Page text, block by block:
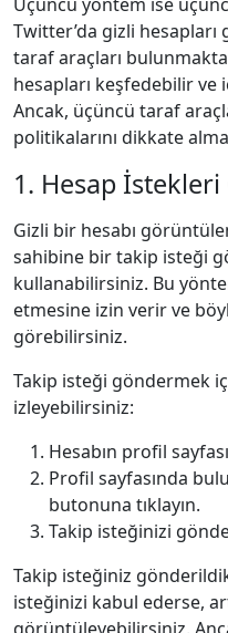
Twitter’da gizli
taraf araçları
hesapları keşfedebilir
Ancak, üçüncü taraf
politikalarını dikkate
1. Hesap
Gizli bir hesabı
sahibine bir takip isteği
kullanabilirsiniz. Bu
etmesine izin verir ve
görebilirsiniz.
Takip isteği göndermek
izleyebilirsiniz:
Hesabın profil
Profil sayfasında
butonuna tıklayın.
Takip isteğinizi
Takip isteğiniz
isteğinizi kabul ederse,